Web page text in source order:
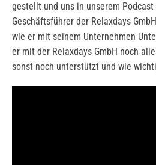
gestellt und uns in unserem
Geschäftsführer der Relaxdays
wie er mit seinem Unternehmen
er mit der Relaxdays GmbH noch
sonst noch unterstützt und wie